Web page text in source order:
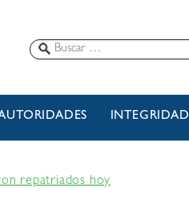
INTEGRIDAD
repatriados hoy